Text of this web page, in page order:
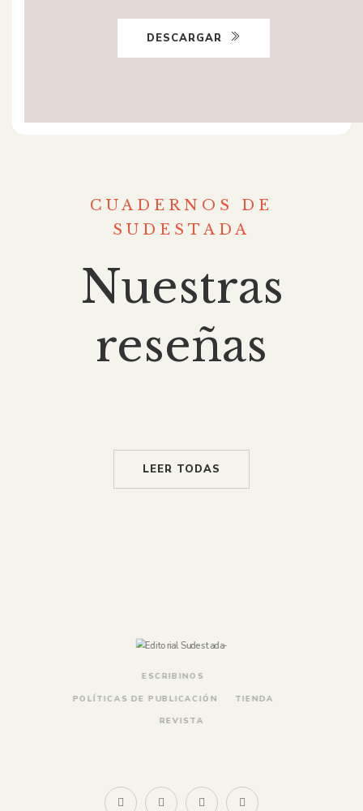
DESCARGAR
CUADERNOS DE
SUDESTADA
Nuestras
reseñas
LEER TODAS
ESCRIBINOS
POLÍTICAS DE PUBLICACIÓN TIENDA
REVISTA